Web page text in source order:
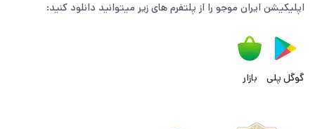
اپلیکیشن ایران موجو را از پلتفرم های زیر میتوانید دانلود کنید:
گوگل پلی بازار